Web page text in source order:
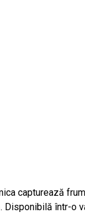
capturează
într-o